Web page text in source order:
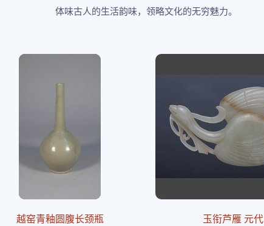
体味古人的生活韵味，领略文化的无穷魅力。
越窑青釉圆腹长颈瓶 玉衔芦雁 元代